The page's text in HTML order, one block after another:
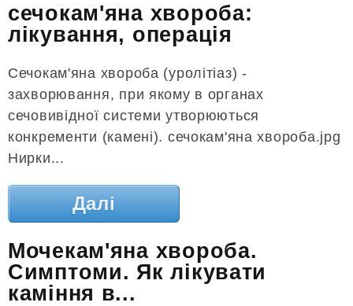
сечокам'яна хвороба:
лікування, операція
Сечокам'яна хвороба (уролітіаз) -
захворювання, при якому в органах
сечовивідної системи утворюються
конкременти (камені). сечокам'яна хвороба.jpg
Нирки...
Далі
Мочекам'яна хвороба.
Симптоми. Як лікувати
каміння в...